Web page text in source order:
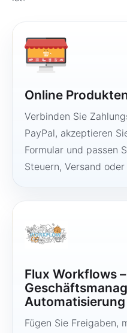
Online
Verbinden Sie
PayPal, akzeptieren
Formular und passen
Steuern, Versand
Flux Workflows
Automatisierung
Fügen Sie Freigaben,